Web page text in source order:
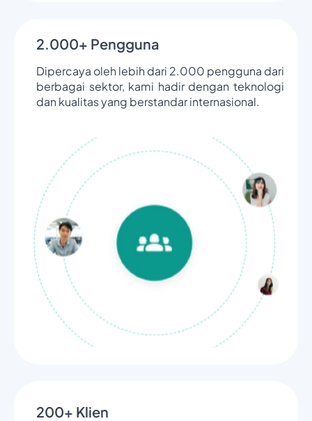
2.000+ Pengguna
Dipercaya oleh lebih dari 2.000 pengguna dari
berbagai sektor, kami hadir dengan teknologi
dan kualitas yang berstandar internasional.
200+ Klien